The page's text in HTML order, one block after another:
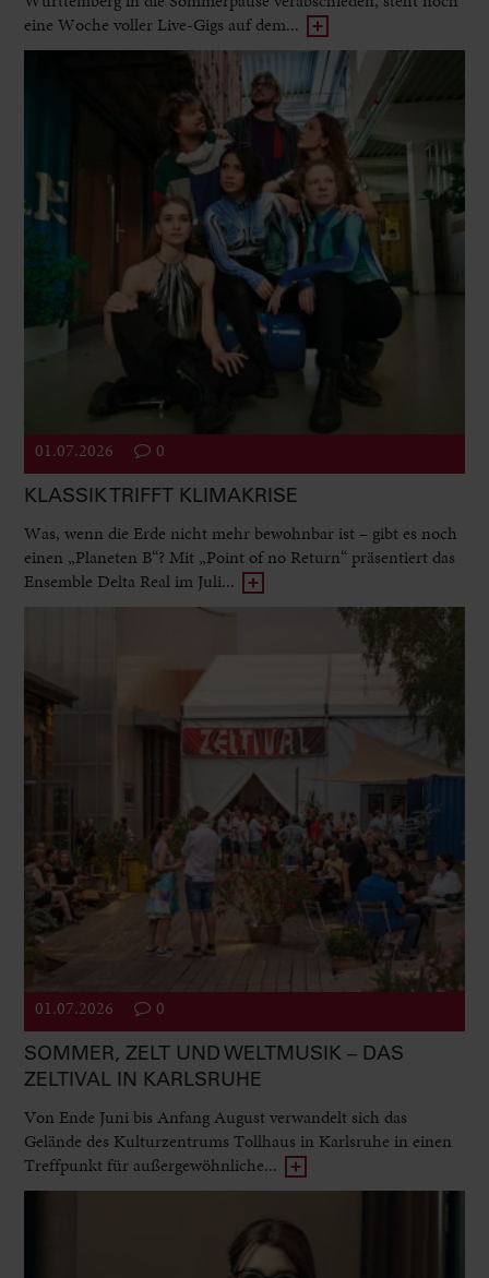
eine Woche voller Live-Gigs auf dem...
01.07.2026 0
KLASSIK TRIFFT KLIMAKRISE
Was, wenn die Erde nicht mehr bewohnbar ist – gibt es noch
einen „Planeten B“? Mit „Point of no Return“ präsentiert das
Ensemble Delta Real im Juli...
01.07.2026 0
SOMMER, ZELT UND WELTMUSIK – DAS
ZELTIVAL IN KARLSRUHE
Von Ende Juni bis Anfang August verwandelt sich das
Gelände des Kulturzentrums Tollhaus in Karlsruhe in einen
Treffpunkt für außergewöhnliche...